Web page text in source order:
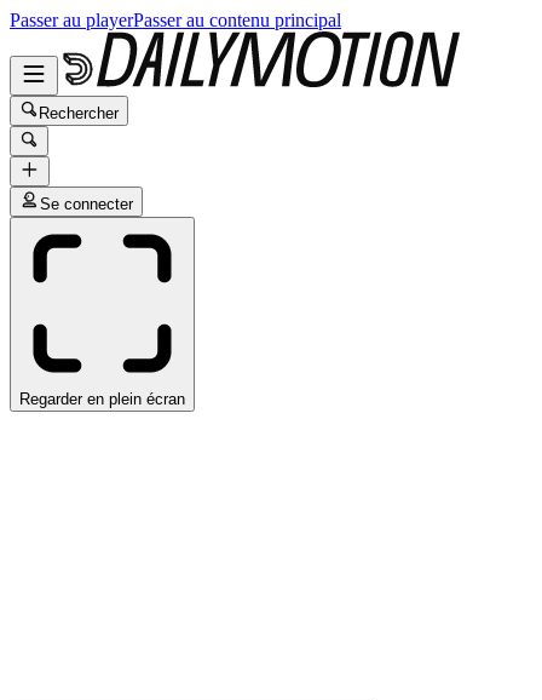
Passer au playerPasser au contenu principal
Rechercher
Se connecter
Regarder en plein écran